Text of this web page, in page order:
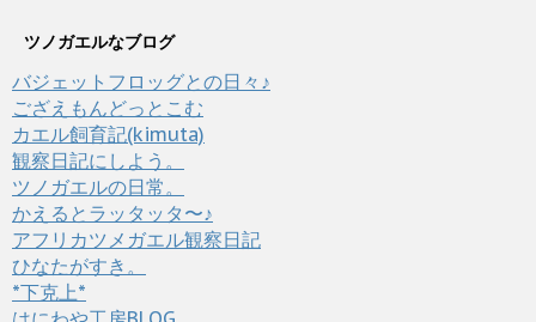
ツノガエルなブログ
バジェットフロッグとの日々♪
ござえもんどっとこむ
カエル飼育記(kimuta)
観察日記にしよう。
ツノガエルの日常。
かえるとラッタッタ〜♪
アフリカツメガエル観察日記
ひなたがすき。
*下克上*